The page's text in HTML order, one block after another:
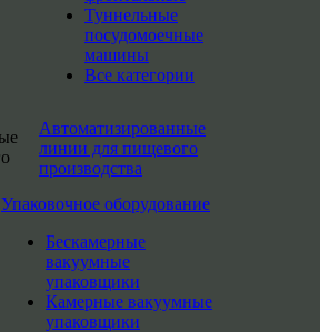
Туннельные
посудомоечные
машины
Все категории
Автоматизированные
линии для пищевого
производства
Упаковочное оборудование
Бескамерные
вакуумные
упаковщики
Камерные вакуумные
упаковщики